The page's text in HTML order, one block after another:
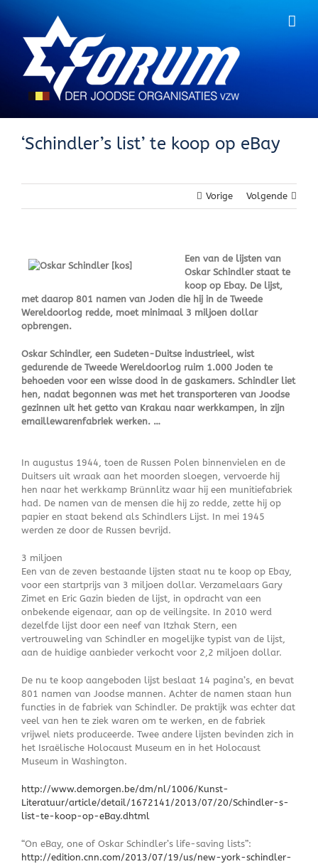
‘Schindler’s list’ te koop op eBay
Vorige Volgende
Een van de lijsten van
Oskar Schindler staat te
koop op Ebay. De lijst,
met daarop 801 namen van Joden die hij in de Tweede
Wereldoorlog redde, moet minimaal 3 miljoen dollar
opbrengen.
Oskar Schindler, een Sudeten-Duitse industrieel, wist
gedurende de Tweede Wereldoorlog ruim 1.000 Joden te
behoeden voor een wisse dood in de gaskamers. Schindler liet
hen, nadat begonnen was met het transporteren van Joodse
gezinnen uit het getto van Krakau naar werkkampen, in zijn
emaillewarenfabriek werken. …
In augustus 1944, toen de Russen Polen binnenvielen en de
Duitsers uit wraak aan het moorden sloegen, vervoerde hij
hen naar het werkkamp Brünnlitz waar hij een munitiefabriek
had. De namen van de mensen die hij zo redde, zette hij op
papier en staat bekend als Schindlers Lijst. In mei 1945
werden ze door de Russen bevrijd.
3 miljoen
Een van de zeven bestaande lijsten staat nu te koop op Ebay,
voor een startprijs van 3 miljoen dollar. Verzamelaars Gary
Zimet en Eric Gazin bieden de lijst, in opdracht van een
onbekende eigenaar, aan op de veilingsite. In 2010 werd
dezelfde lijst door een neef van Itzhak Stern, een
vertrouweling van Schindler en mogelijke typist van de lijst,
aan de huidige aanbieder verkocht voor 2,2 miljoen dollar.
De nu te koop aangeboden lijst beslaat 14 pagina’s, en bevat
801 namen van Joodse mannen. Achter de namen staan hun
functies in de fabriek van Schindler. De praktijk was echter dat
veel van hen te ziek waren om te werken, en de fabriek
vrijwel niets produceerde. Twee andere lijsten bevinden zich in
het Israëlische Holocaust Museum en in het Holocaust
Museum in Washington.
http://www.demorgen.be/dm/nl/1006/Kunst-
Literatuur/article/detail/1672141/2013/07/20/Schindler-s-
list-te-koop-op-eBay.dhtml
“On eBay, one of Oskar Schindler’s life-saving lists”:
http://edition.cnn.com/2013/07/19/us/new-york-schindler-